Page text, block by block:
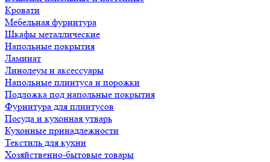
Кровати
Мебельная фурнитура
Шкафы металлические
Напольные покрытия
Ламинат
Линолеум и аксессуары
Напольные плинтуса и порожки
Подложка под напольные покрытия
Фурнитура для плинтусов
Посуда и кухонная утварь
Кухонные принадлежности
Текстиль для кухни
Хозяйственно-бытовые товары